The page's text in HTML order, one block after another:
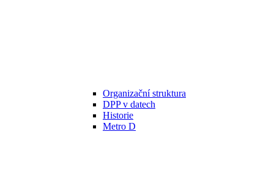
Organizační struktura
DPP v datech
Historie
Metro D